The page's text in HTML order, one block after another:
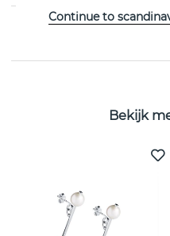
Bekijk
Continue to